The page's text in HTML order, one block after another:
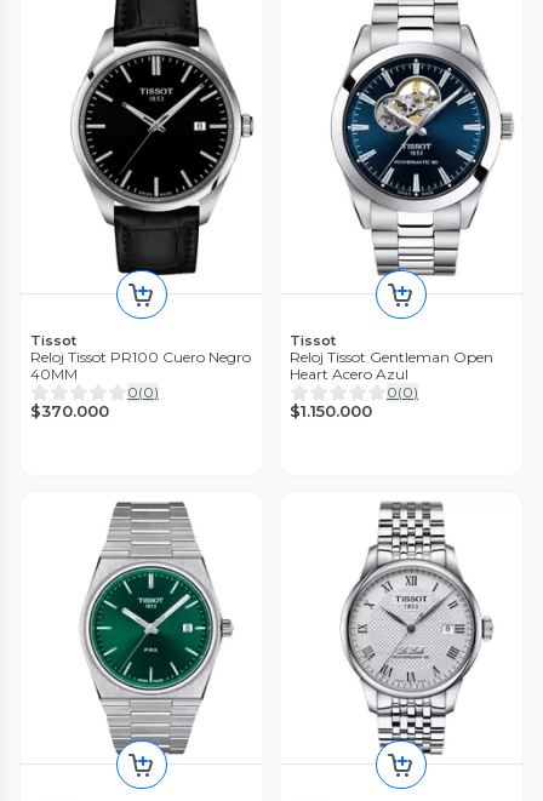
Tissot
Reloj Tissot PR100 Cuero Negro
40MM
0(0)
$370.000
Tissot
Reloj Tissot Gentleman Open
Heart Acero Azul
0(0)
$1.150.000